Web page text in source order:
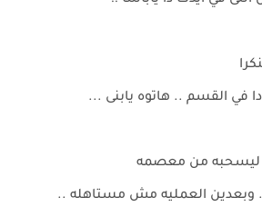
في القسم .. هاتوه يابنى ...
ليسحبه من معصمه
وبعدين العمليه مش مستاهله ..